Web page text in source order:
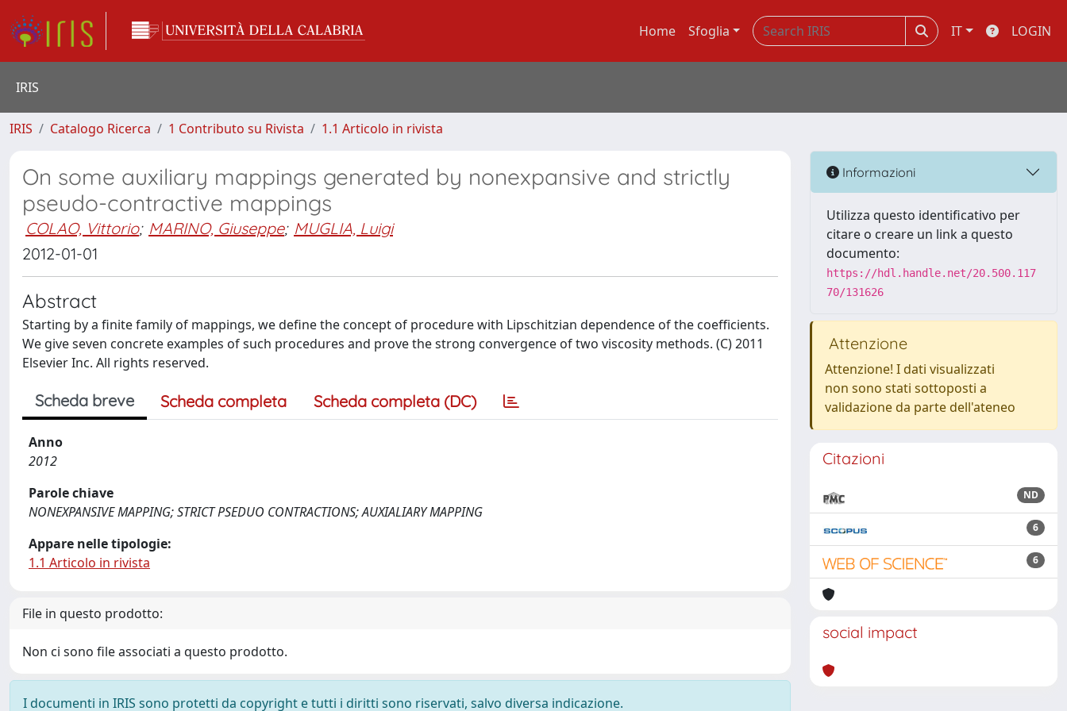
Home Sfoglia IT LOGIN
IRIS
IRIS Catalogo Ricerca 1 Contributo su Rivista 1.1 Articolo in rivista
On some auxiliary mappings generated by nonexpansive and strictly
pseudo-contractive mappings
COLAO, Vittorio; MARINO, Giuseppe; MUGLIA, Luigi
2012-01-01
Abstract
Starting by a finite family of mappings, we define the concept of procedure with Lipschitzian dependence of the coefficients.
We give seven concrete examples of such procedures and prove the strong convergence of two viscosity methods. (C) 2011
Elsevier Inc. All rights reserved.
Scheda breve Scheda completa Scheda completa (DC)
Anno
2012
Parole chiave
NONEXPANSIVE MAPPING; STRICT PSEDUO CONTRACTIONS; AUXIALIARY MAPPING
Appare nelle tipologie:
1.1 Articolo in rivista
File in questo prodotto:
Non ci sono file associati a questo prodotto.
I documenti in IRIS sono protetti da copyright e tutti i diritti sono riservati, salvo diversa indicazione.
Informazioni
Utilizza questo identificativo per
citare o creare un link a questo
documento:
https://hdl.handle.net/20.500.117
70/131626
Attenzione
Attenzione! I dati visualizzati
non sono stati sottoposti a
validazione da parte dell'ateneo
Citazioni
ND
6
6
social impact